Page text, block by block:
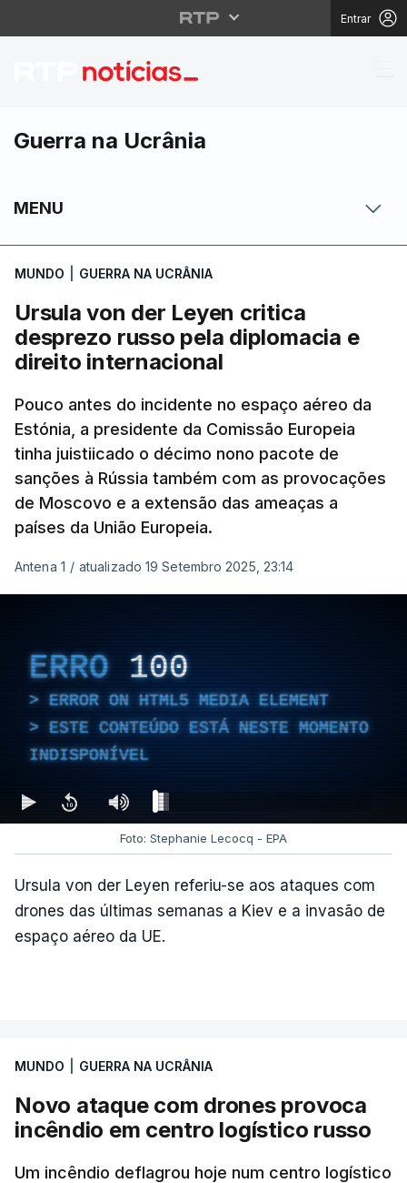
Entrar
Ursula von der Leyen
Guerra na Ucrânia
MENU
MUNDO GUERRA NA UCRÂNIA
Ursula von der Leyen critica
desprezo russo pela diplomacia e
direito internacional
Pouco antes do incidente no espaço aéreo da
Estónia, a presidente da Comissão Europeia
tinha juistiicado o décimo nono pacote de
sanções à Rússia também com as provocações
de Moscovo e a extensão das ameaças a
países da União Europeia.
Antena 1 / atualizado 19 Setembro 2025, 23:14
ERRO 100
ERROR ON HTML5 MEDIA ELEMENT
ESTE CONTEÚDO ESTÁ NESTE MOMENTO
INDISPONÍVEL
Foto: Stephanie Lecocq - EPA
Ursula von der Leyen referiu-se aos ataques com
drones das últimas semanas a Kiev e a invasão de
espaço aéreo da UE.
MUNDO GUERRA NA UCRÂNIA
Novo ataque com drones provoca
incêndio em centro logístico russo
Um incêndio deflagrou hoje num centro logístico